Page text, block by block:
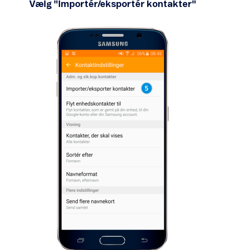
Vælg "Importér/eksportér kontakter"